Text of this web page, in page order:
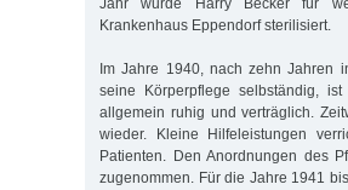
Jahr wurde Harry Becker für
Krankenhaus Eppendorf sterilisiert.
Im Jahre 1940, nach zehn Jahren
seine Körperpflege selbständig,
allgemein ruhig und verträglich.
wieder. Kleine Hilfeleistungen
Patienten. Den Anordnungen des
zugenommen. Für die Jahre 1941